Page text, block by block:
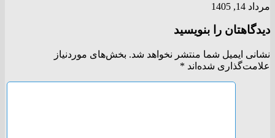
مرداد 14, 1405
دیدگاهتان را بنویسید
نشانی ایمیل شما منتشر نخواهد شد. بخش‌های موردنیاز
علامت‌گذاری شده‌اند *